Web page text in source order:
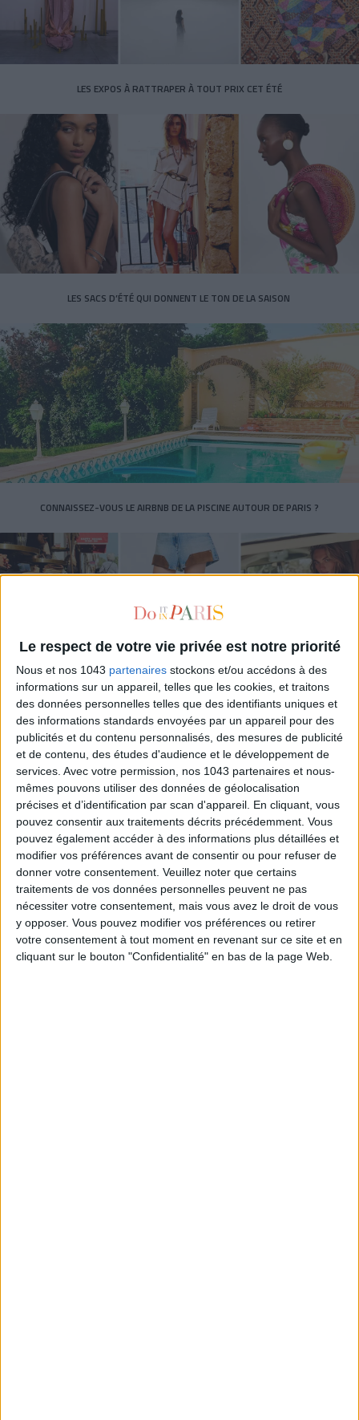
Le respect de votre vie privée est notre priorité
Nous et nos 1043 partenaires stockons et/ou accédons à des
informations sur un appareil, telles que les cookies, et traitons
des données personnelles telles que des identifiants uniques et
des informations standards envoyées par un appareil pour des
publicités et du contenu personnalisés, des mesures de publicité
et de contenu, des études d'audience et le développement de
services. Avec votre permission, nos 1043 partenaires et nous-
mêmes pouvons utiliser des données de géolocalisation
précises et d’identification par scan d'appareil. En cliquant, vous
pouvez consentir aux traitements décrits précédemment. Vous
pouvez également accéder à des informations plus détaillées et
modifier vos préférences avant de consentir ou pour refuser de
donner votre consentement. Veuillez noter que certains
traitements de vos données personnelles peuvent ne pas
nécessiter votre consentement, mais vous avez le droit de vous
y opposer. Vous pouvez modifier vos préférences ou retirer
votre consentement à tout moment en revenant sur ce site et en
cliquant sur le bouton "Confidentialité" en bas de la page Web.
LES EXPOS À RATTRAPER À TOUT PRIX CET ÉTÉ
LES SACS D’ÉTÉ QUI DONNENT LE TON DE LA SAISON
CONNAISSEZ-VOUS LE AIRBNB DE LA PISCINE AUTOUR DE PARIS ?
LES SNEAKERS STARS DE L’ÉTÉ
Inscrivez-vous à notre newsletter
S'INSCRIRE